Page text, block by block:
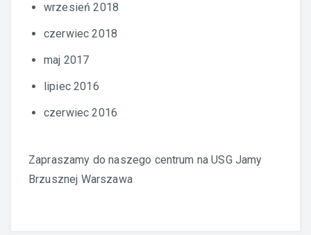
wrzesień 2018
czerwiec 2018
maj 2017
lipiec 2016
czerwiec 2016
Zapraszamy do naszego centrum naUSG Jamy
Brzusznej Warszawa